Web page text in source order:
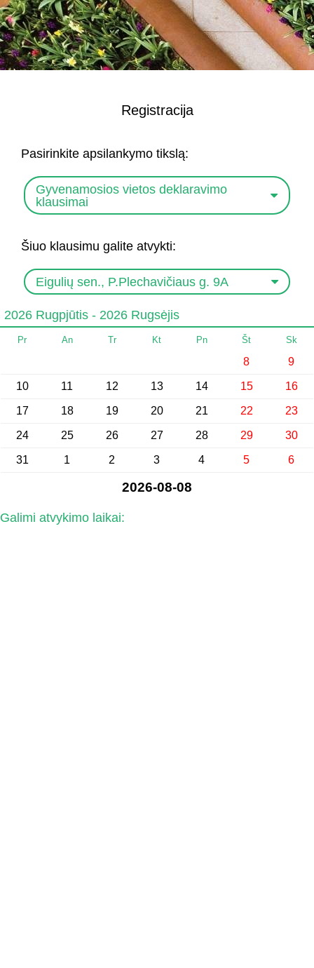
Registracija
Pasirinkite apsilankymo tikslą:
Gyvenamosios vietos deklaravimo
klausimai
Šiuo klausimu galite atvykti:
Eigulių sen., P.Plechavičiaus g. 9A
2026 Rugpjūtis - 2026 Rugsėjis
Pr An Tr Kt Pn Št Sk
8 9
10 11 12 13 14 15 16
17 18 19 20 21 22 23
24 25 26 27 28 29 30
31 1 2 3 4 5 6
2026-08-08
Galimi atvykimo laikai: